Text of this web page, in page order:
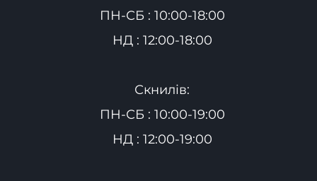
ПН-СБ : 10:00-18:00
НД : 12:00-18:00
Скнилів:
ПН-СБ : 10:00-19:00
НД : 12:00-19:00